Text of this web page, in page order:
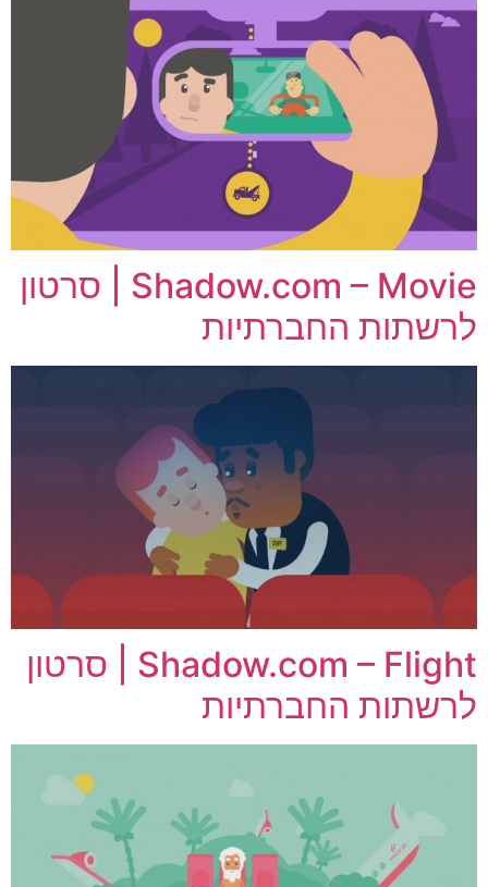
Shadow.com – Movie | סרטון
לרשתות החברתיות
Shadow.com – Flight | סרטון
לרשתות החברתיות